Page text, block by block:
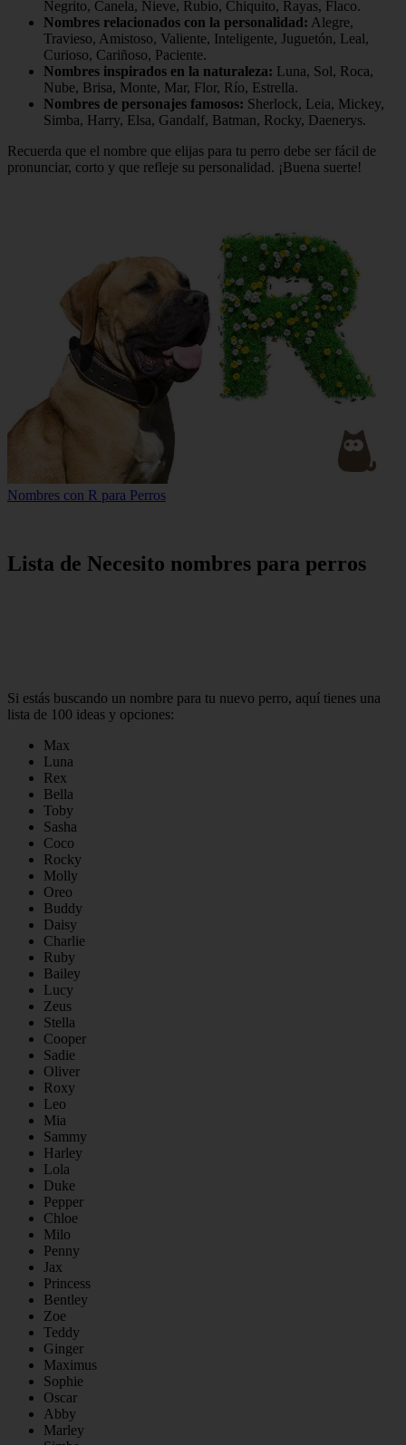
Negrito, Canela, Nieve, Rubio, Chiquito, Rayas, Flaco.
Nombres relacionados con la personalidad: Alegre,
Travieso, Amistoso, Valiente, Inteligente, Juguetón, Leal,
Curioso, Cariñoso, Paciente.
Nombres inspirados en la naturaleza: Luna, Sol, Roca,
Nube, Brisa, Monte, Mar, Flor, Río, Estrella.
Nombres de personajes famosos: Sherlock, Leia, Mickey,
Simba, Harry, Elsa, Gandalf, Batman, Rocky, Daenerys.
Recuerda que el nombre que elijas para tu perro debe ser fácil de
pronunciar, corto y que refleje su personalidad. ¡Buena suerte!
Nombres con R para Perros
Lista de Necesito nombres para perros
Si estás buscando un nombre para tu nuevo perro, aquí tienes una
lista de 100 ideas y opciones:
Max
Luna
Rex
Bella
Toby
Sasha
Coco
Rocky
Molly
Oreo
Buddy
Daisy
Charlie
Ruby
Bailey
Lucy
Zeus
Stella
Cooper
Sadie
Oliver
Roxy
Leo
Mia
Sammy
Harley
Lola
Duke
Pepper
Chloe
Milo
Penny
Jax
Princess
Bentley
Zoe
Teddy
Ginger
Maximus
Sophie
Oscar
Abby
Marley